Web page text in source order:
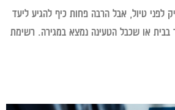
לפני טיול, אבל הרבה פחות כיף להגיע ליעד
בבית או שכבל הטעינה נמצא במגירה. רשימת